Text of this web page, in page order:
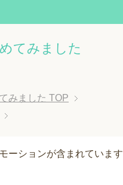
てみました
みました TOP
ーションが含まれています